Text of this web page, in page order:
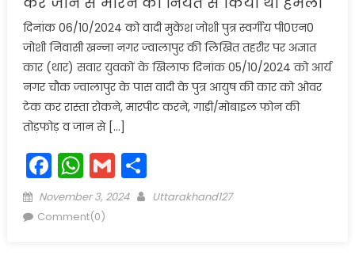
दिनांक 06/10/2024 को वादी मुकेश जोशी पुत्र स्वर्गीय पी0एन0
जोशी निवासी खन्ना नगर ज्वालापुर की लिखित तहरीर पर अज्ञात
कार (थार) सवार युवकों के खिलाफ दिनांक 05/10/2024 को आर्य
नगर चौक ज्वालापुर के पास वादी के पुत्र आयुष की कार को ओवर
टेक कर रास्ता रोकने, मारपीट करने, गाड़ी/मोबाइल फोन की
तोड़फोड़ व जान से […]
Facebook
WhatsApp
GmailShare
Posted
on
November 3, 2024 Author
Uttarakhand127
Comment(0)